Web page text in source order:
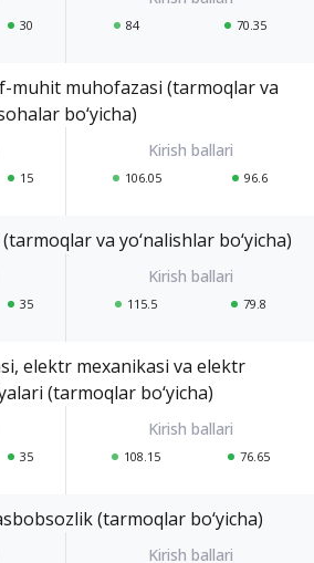
30 84 70.35
muhit muhofazasi (tarmoqlar va
bo‘yicha)
15 106.05 96.6
va yo‘nalishlar bo‘yicha)
35 115.5 79.8
elektr mexanikasi va elektr
(tarmoqlar bo‘yicha)
35 108.15 76.65
(tarmoqlar bo‘yicha)